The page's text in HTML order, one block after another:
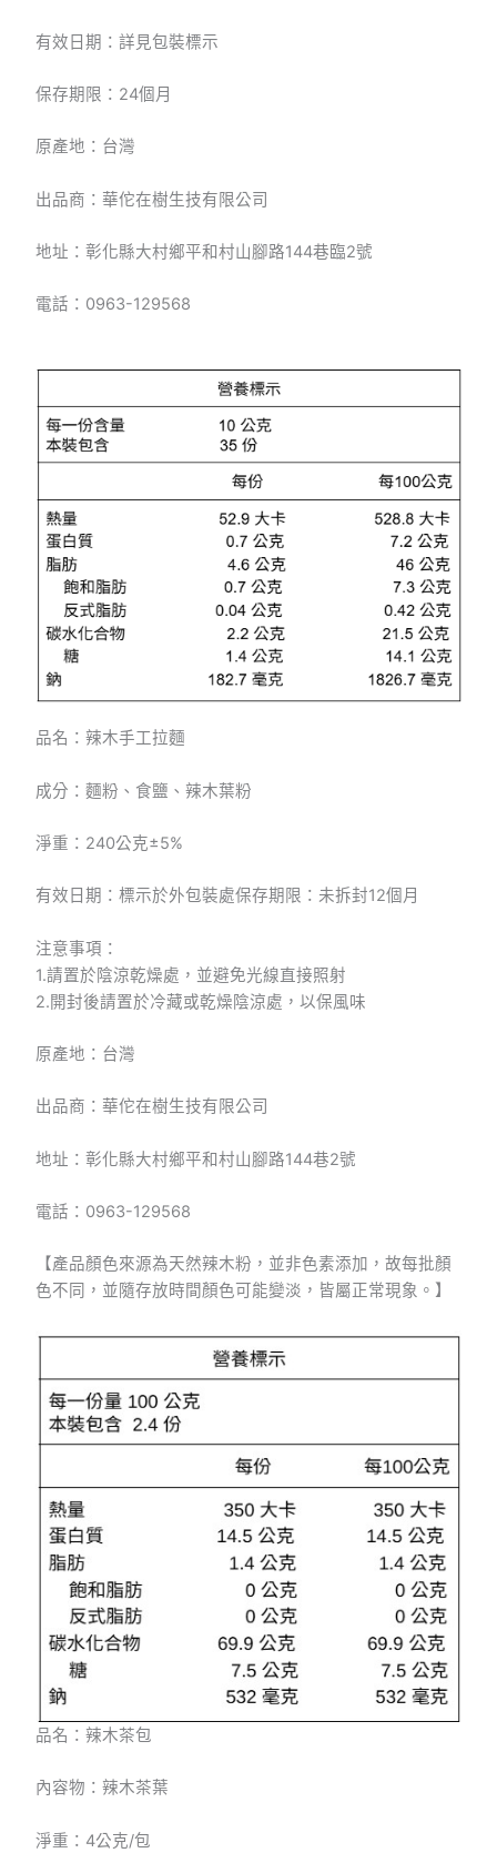
有效日期：詳見包裝標示
保存期限：24個月
原產地：台灣
出品商：華佗在樹生技有限公司
地址：彰化縣大村鄉平和村山腳路144巷臨2號
電話：0963-129568
品名：辣木手工拉麵
成分：麵粉、食鹽、辣木葉粉
淨重：240公克±5%
有效日期：標示於外包裝處保存期限：未拆封12個月
注意事項：
1.請置於陰涼乾燥處，並避免光線直接照射
2.開封後請置於冷藏或乾燥陰涼處，以保風味
原產地：台灣
出品商：華佗在樹生技有限公司
地址：彰化縣大村鄉平和村山腳路144巷2號
電話：0963-129568
【產品顏色來源為天然辣木粉，並非色素添加，故每批顏
色不同，並隨存放時間顏色可能變淡，皆屬正常現象。】
品名：辣木茶包
內容物：辣木茶葉
淨重：4公克/包